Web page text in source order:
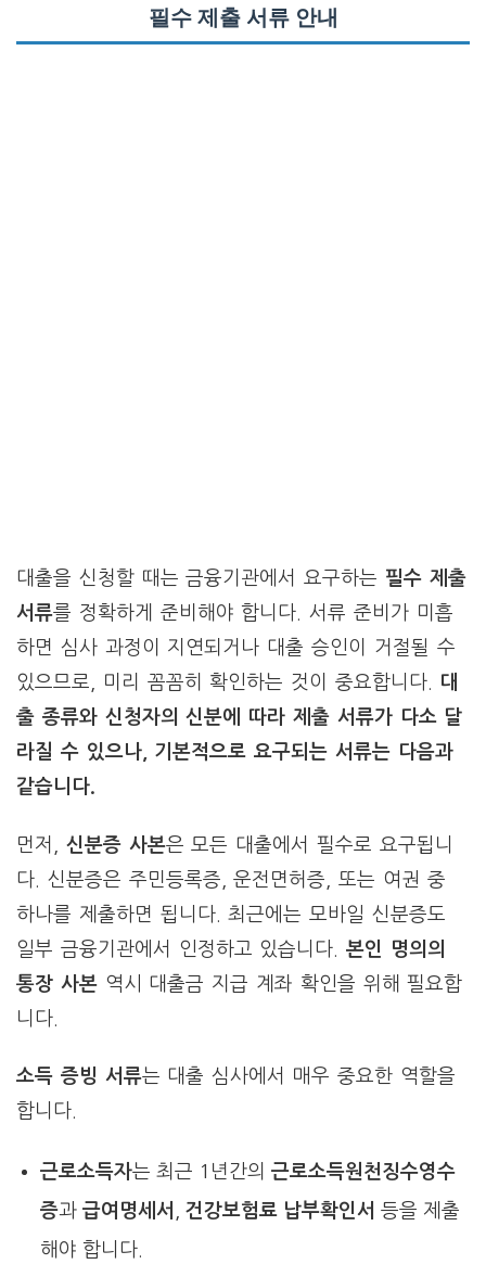
필수 제출 서류 안내
대출을 신청할 때는 금융기관에서 요구하는 필수 제출
서류를 정확하게 준비해야 합니다. 서류 준비가 미흡
하면 심사 과정이 지연되거나 대출 승인이 거절될 수
있으므로, 미리 꼼꼼히 확인하는 것이 중요합니다. 대
출 종류와 신청자의 신분에 따라 제출 서류가 다소 달
라질 수 있으나, 기본적으로 요구되는 서류는 다음과
같습니다.
먼저, 신분증 사본은 모든 대출에서 필수로 요구됩니
다. 신분증은 주민등록증, 운전면허증, 또는 여권 중
하나를 제출하면 됩니다. 최근에는 모바일 신분증도
일부 금융기관에서 인정하고 있습니다.본인 명의의
통장 사본역시 대출금 지급 계좌 확인을 위해 필요합
니다.
소득 증빙 서류는 대출 심사에서 매우 중요한 역할을
합니다.
근로소득자는 최근 1년간의 근로소득원천징수영수
증과 급여명세서 건강보험료 납부확인서 등을 제출
해야 합니다.